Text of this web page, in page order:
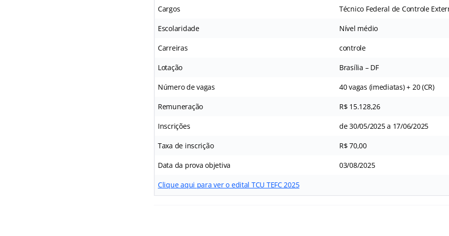
Cargos Técnico Federal de Controle
Escolaridade Nível médio
Carreiras controle
Lotação Brasília – DF
Número de vagas 40 vagas (imediatas) + 20 (CR)
Remuneração R$ 15.128,26
Inscrições de 30/05/2025 a 17/06/2025
Taxa de inscrição R$ 70,00
Data da prova objetiva 03/08/2025
Clique aqui para ver o edital TCU TEFC 2025